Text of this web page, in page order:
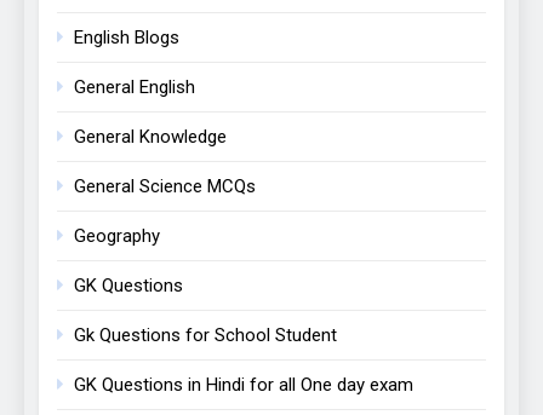
English Blogs
General English
General Knowledge
General Science MCQs
Geography
GK Questions
Gk Questions for School Student
GK Questions in Hindi for all One day exam